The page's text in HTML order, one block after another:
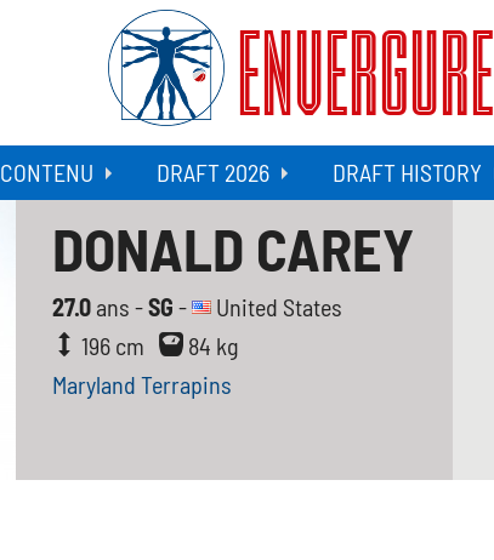
ENVERGURE
CONTENU DRAFT 2026 DRAFT HISTORY
DONALD CAREY
27.0ans -SG -
United States
196 cm
84 kg
Maryland Terrapins